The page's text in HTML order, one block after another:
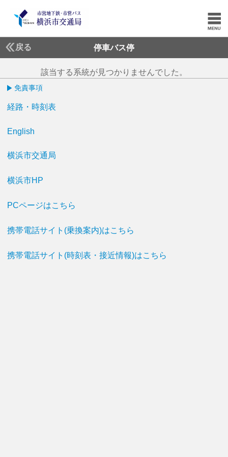
戻る 停車バス停
該当する系統が見つかりませんでした。
免責事項
経路・時刻表
English
横浜市交通局
横浜市HP
PCページはこちら
携帯電話サイト(乗換案内)はこちら
携帯電話サイト(時刻表・接近情報)はこちら